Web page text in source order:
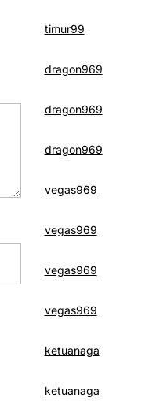
timur99
dragon969
dragon969
dragon969
vegas969
vegas969
vegas969
vegas969
ketuanaga
ketuanaga